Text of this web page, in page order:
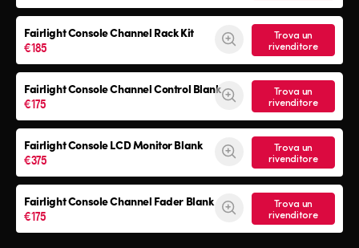
Fairlight ConsoleChannel Rack Kit
€185
Trova un
rivenditore
Fairlight ConsoleChannel Control Blank
€175
Trova un
rivenditore
Fairlight ConsoleLCD Monitor Blank
€375
Trova un
rivenditore
Fairlight ConsoleChannel Fader Blank
€175
Trova un
rivenditore